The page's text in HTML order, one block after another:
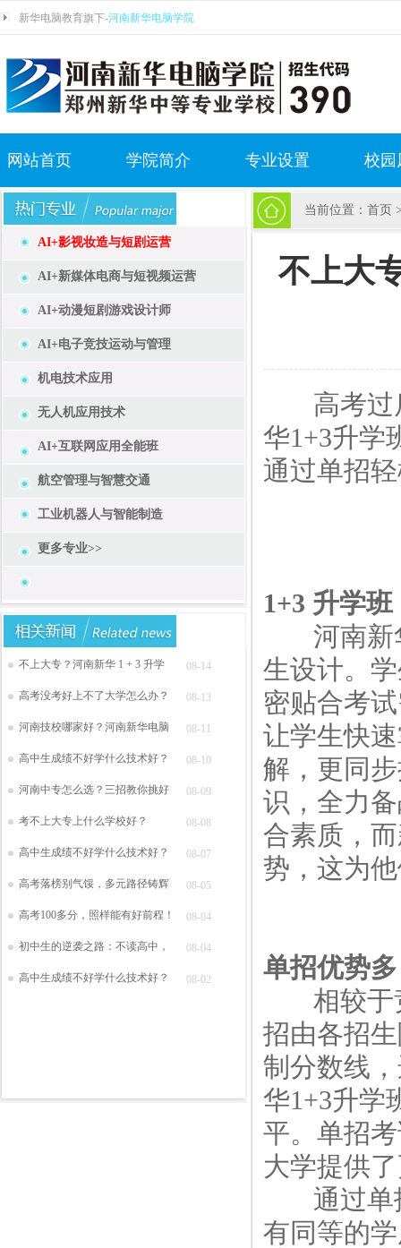
新华电脑教育旗下-河南新华电脑学院
网站首页 学院简介 专业设置 校园
AI+影视妆造与短剧运营
AI+新媒体电商与短视频运营
AI+动漫短剧游戏设计师
AI+电子竞技运动与管理
机电技术应用
无人机应用技术
AI+互联网应用全能班
航空管理与智慧交通
工业机器人与智能制造
更多专业>>
不上大专？河南新华 1 + 3 升学 08-14
高考没考好上不了大学怎么办？ 08-13
河南技校哪家好？河南新华电脑 08-11
高中生成绩不好学什么技术好？ 08-10
河南中专怎么选？三招教你挑好 08-09
考不上大专上什么学校好？ 08-08
高中生成绩不好学什么技术好？ 08-07
高考落榜别气馁，多元路径铸辉 08-05
高考100多分，照样能有好前程！ 08-04
初中生的逆袭之路：不读高中， 08-04
高中生成绩不好学什么技术好？ 08-02
当前位置： 首页
不上大
高考过后
华1+3升学
通过单招
1+3 升学
河南新华
生设计。
密贴合考
让学生快
解，更同
识，全力
合素质，
势，这为
单招优势
相较于竞
招由各招
制分数线
华1+3升学
平。单招
大学提供
通过单招
有同等的